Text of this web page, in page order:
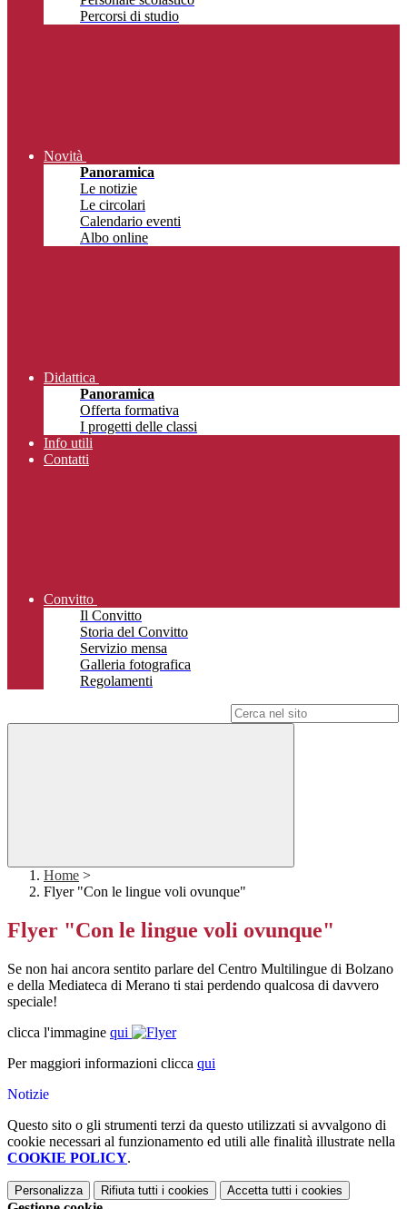
Percorsi di studio
Novità
Panoramica
Le notizie
Le circolari
Calendario eventi
Albo online
Didattica
Panoramica
Offerta formativa
I progetti delle classi
Info utili
Contatti
Convitto
Il Convitto
Storia del Convitto
Servizio mensa
Galleria fotografica
Regolamenti
Home >
Flyer "Con le lingue voli ovunque"
Flyer "Con le lingue voli ovunque"
Se non hai ancora sentito parlare del Centro Multilingue di Bolzano
e della Mediateca di Merano ti stai perdendo qualcosa di davvero
speciale!
clicca l'immagine qui
Per maggiori informazioni clicca qui
Notizie
Questo sito o gli strumenti terzi da questo utilizzati si avvalgono di
cookie necessari al funzionamento ed utili alle finalità illustrate nella
COOKIE POLICY.
Personalizza Rifiuta tutti i cookies Accetta tutti i cookies